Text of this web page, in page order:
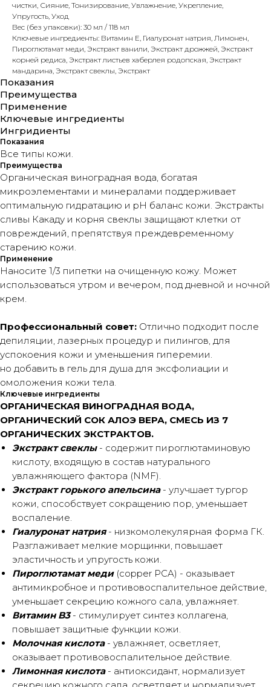
чистки, Сияние, Тонизирование, Увлажнение, Укрепление,
Упругость, Уход
Вес (без упаковки): 30 мл / 118 мл
Ключевые ингредиенты: Витамин Е, Гиалуронат натрия, Лимонен,
Пироглютамат меди, Экстракт ванили, Экстракт дрожжей, Экстракт
корней редиса, Экстракт листьев хаберлея родопская, Экстракт
мандарина, Экстракт свеклы, Экстракт
Показания
Преимущества
Применение
Ключевые ингредиенты
Ингридиенты
Показания
Все типы кожи.
Преимущества
Органическая виноградная вода, богатая
микроэлементами и минералами поддерживает
оптимальную гидратацию и pH баланс кожи. Экстракты
сливы Какаду и корня свеклы защищают клетки от
повреждений, препятствуя преждевременному
старению кожи.
Применение
Наносите 1/3 пипетки на очищенную кожу. Может
использоваться утром и вечером, под дневной и ночной
крем.
Профессиональный совет: Отлично подходит после
депиляции, лазерных процедур и пилингов, для
успокоения кожи и уменьшения гиперемии.
но добавить в гель для душа для эксфолиации и
омоложения кожи тела.
Ключевые ингредиенты
ОРГАНИЧЕСКАЯ ВИНОГРАДНАЯ ВОДА,
ОРГАНИЧЕСКИЙ СОК АЛОЭ ВЕРА, СМЕСЬ ИЗ 7
ОРГАНИЧЕСКИХ ЭКСТРАКТОВ.
Экстракт свеклы- содержит пироглютаминовую
кислоту, входящую в состав натурального
увлажняющего фактора (NMF).
Экстракт горького апельсина- улучшает тургор
кожи, способствует сокращению пор, уменьшает
воспаление.
Гиалуронат натрия- низкомолекулярная форма ГК.
Разглаживает мелкие морщинки, повышает
эластичность и упругость кожи.
Пироглютамат меди(copper PCA) - оказывает
антимикробное и противовоспалительное действие,
уменьшает секрецию кожного сала, увлажняет.
Витамин B3- стимулирует синтез коллагена,
повышает защитные функции кожи.
Молочная кислота- увлажняет, осветляет,
оказывает противовоспалительное действие.
Лимонная кислота- антиоксидант, нормализует